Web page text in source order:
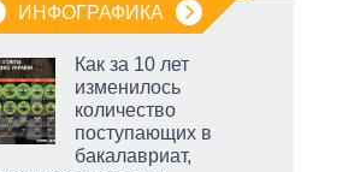
ИНФОГРАФИКА
Как за 10 лет
изменилось
количество
поступающих в
бакалавриат,